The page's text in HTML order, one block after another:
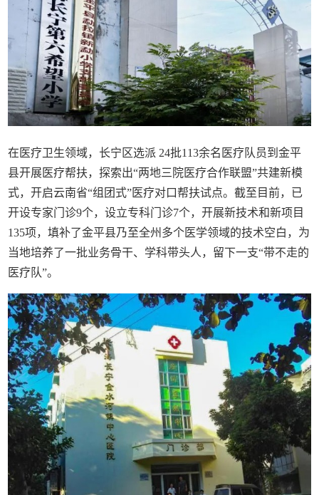
在医疗卫生领域，长宁区选派 24批113余名医疗队员到金平
县开展医疗帮扶，探索出“两地三院医疗合作联盟”共建新模
式，开启云南省“组团式”医疗对口帮扶试点。截至目前，已
开设专家门诊9个，设立专科门诊7个，开展新技术和新项目
135项，填补了金平县乃至全州多个医学领域的技术空白，为
当地培养了一批业务骨干、学科带头人，留下一支“带不走的
医疗队”。